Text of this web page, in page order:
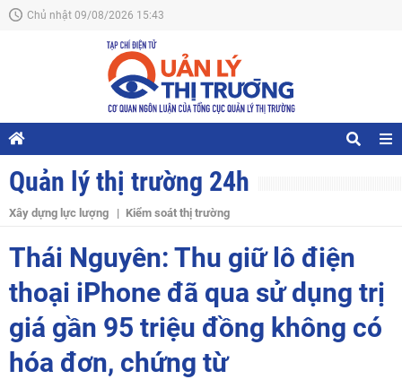
Chủ nhật 09/08/2026 15:43
Quản lý thị trường 24h
Xây dựng lực lượng Kiểm soát thị trường
Thái Nguyên: Thu giữ lô điện
thoại iPhone đã qua sử dụng trị
giá gần 95 triệu đồng không có
hóa đơn, chứng từ